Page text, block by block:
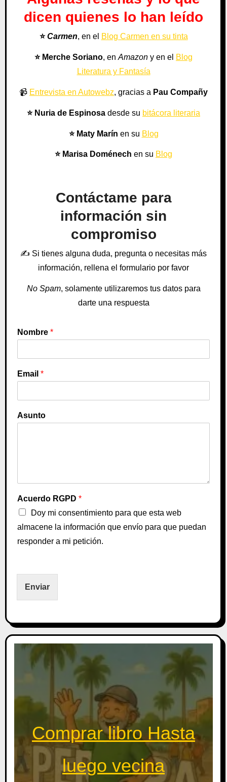
dicen quienes lo han leído
⭐️Carmen, en el Blog Carmen en su tinta
⭐️ Merche Soriano, en Amazon y en el Blog
Literatura y Fantasía
📹 Entrevista en Autowebz, gracias a Pau Compañy
⭐️ Nuria de Espinosa desde su bitácora literaria
⭐️ Maty Marín en su Blog
⭐️ Marisa Doménech en su Blog
Contáctame para
información sin
compromiso
✍️ Si tienes alguna duda, pregunta o necesitas más
información, rellena el formulario por favor
No Spam, solamente utilizaremos tus datos para
darte una respuesta
Nombre *
Email *
Asunto
Acuerdo RGPD *
Doy mi consentimiento para que esta web
almacene la información que envío para que puedan
responder a mi petición.
Enviar
Comprar libro Hasta
luego vecina